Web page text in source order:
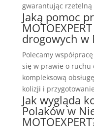
gwarantując rzetelną
Jaką pomoc
drogowych w
Polecamy
się w prawie o ruchu
kompleksową
kolizji i
Jak wygląda
Polaków w